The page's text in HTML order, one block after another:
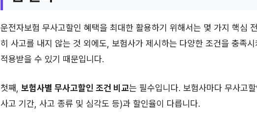
운전자보험 무사고할인 혜택을 최대한 활용하기 위해서는 몇 가지 핵심
히 사고를 내지 않는 것 외에도, 보험사가 제시하는 다양한 조건을 충족
적용받을 수 있기 때문입니다.
첫째, 보험사별 무사고할인 조건 비교는 필수입니다. 보험사마다 무사고
사고 기간, 사고 종류 및 심각도 등)과 할인율이 다릅니다.